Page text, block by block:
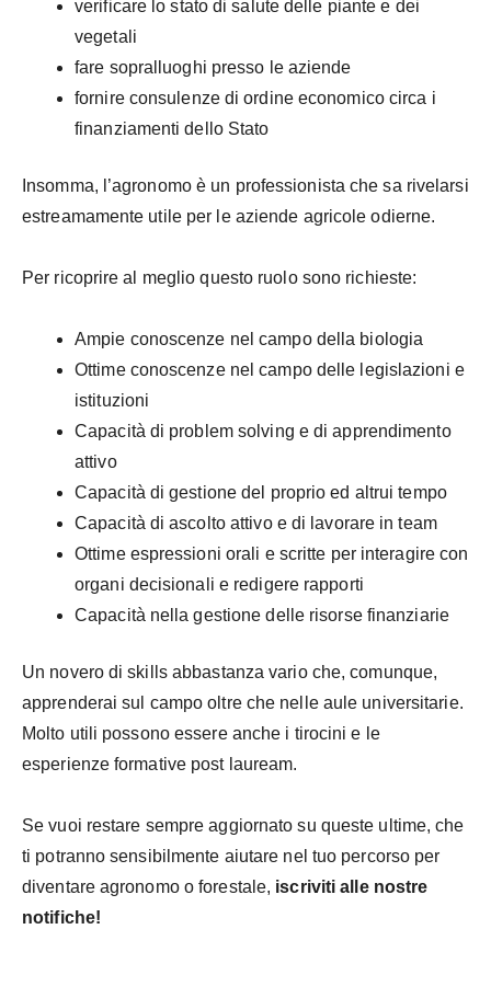
verificare lo stato di salute delle piante e dei
vegetali
fare sopralluoghi presso le aziende
fornire consulenze di ordine economico circa i
finanziamenti dello Stato
Insomma, l’agronomo è un professionista che sa rivelarsi
estreamamente utile per le aziende agricole odierne.
Per ricoprire al meglio questo ruolo sono richieste:
Ampie conoscenze nel campo della biologia
Ottime conoscenze nel campo delle legislazioni e
istituzioni
Capacità di problem solving e di apprendimento
attivo
Capacità di gestione del proprio ed altrui tempo
Capacità di ascolto attivo e di lavorare in team
Ottime espressioni orali e scritte per interagire con
organi decisionali e redigere rapporti
Capacità nella gestione delle risorse finanziarie
Un novero di skills abbastanza vario che, comunque,
apprenderai sul campo oltre che nelle aule universitarie.
Molto utili possono essere anche i tirocini e le
esperienze formative post lauream.
Se vuoi restare sempre aggiornato su queste ultime, che
ti potranno sensibilmente aiutare nel tuo percorso per
diventare agronomo o forestale, iscriviti alle nostre
notifiche!